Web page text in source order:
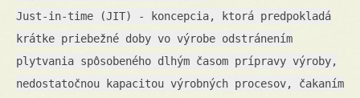
Just-in-time (JIT) - koncepcia, ktorá predpokladá
krátke priebežné doby vo výrobe odstránením
plytvania spôsobeného dlhým časom prípravy výroby,
nedostatočnou kapacitou výrobných procesov, čakaním